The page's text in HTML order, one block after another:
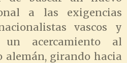
a las exigencias
vascos y
un acercamiento al
alemán, girando hacia